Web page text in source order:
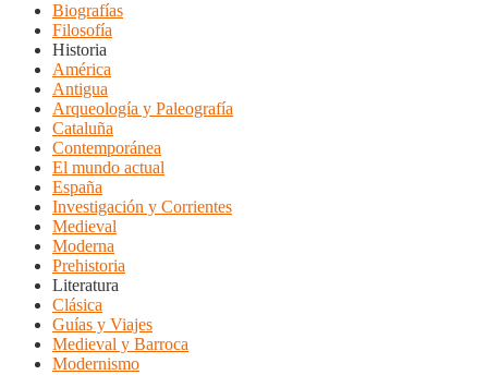
Biografías
Filosofía
Historia
América
Antigua
Arqueología y Paleografía
Cataluña
Contemporánea
El mundo actual
España
Investigación y Corrientes
Medieval
Moderna
Prehistoria
Literatura
Clásica
Guías y Viajes
Medieval y Barroca
Modernismo